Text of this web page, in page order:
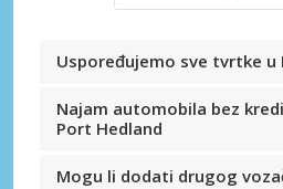
Uspoređujemo sve tvrtke u
Najam automobila bez
Port Hedland
Mogu li dodati drugog